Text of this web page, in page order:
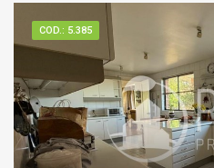
COD.: 5.385